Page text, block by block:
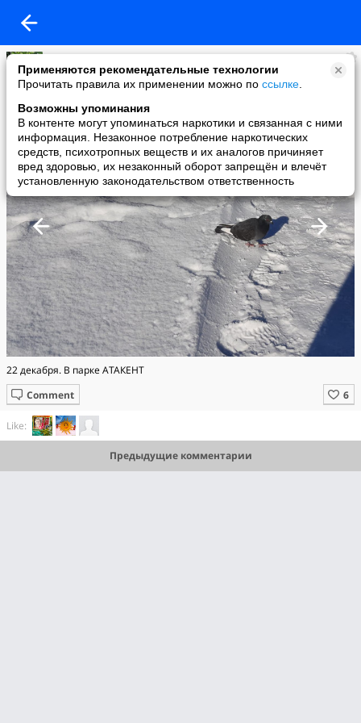
Применяются рекомендательные технологии
Прочитать правила их применении можно по ссылке
Возможны упоминания
В контенте могут упоминаться наркотики и связанная с ними
информация. Незаконное потребление наркотических
средств, психотропных веществ и их аналогов причиняет
вред здоровью, их незаконный оборот запрещён и влечёт
установленную законодательством ответственность
Елена Матяс
added a photo
23 Dec в 17:49
22 декабря. В парке АТАКЕНТ
Comment
Like:
Предыдущие комментарии